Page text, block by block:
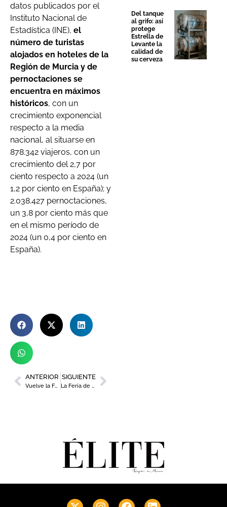
datos publicados por el
Instituto Nacional de
Estadística (INE), el
número de turistas
alojados en hoteles de la
Región de Murcia y de
pernoctaciones se
encuentra en máximos
históricos, con un
crecimiento exponencial
respecto a la media
nacional, al situarse en
878.342 viajeros, con un
crecimiento del 2,7 por
ciento respecto a 2024 (un
1,2 por ciento en España); y
2.038.427 pernoctaciones,
un 3,8 por ciento más que
en el mismo período de
2024 (un 0,4 por ciento en
España).
ANTERIOR
Vuelve la Feria Regional de Empleo y Formación con la participación de más de 60 empresas
SIGUIENTE
La Feria de Murcia recupera la icónica Gran Noria Panorámica
Del tanque
al grifo: así
protege
Estrella de
Levante la
calidad de
su cerveza